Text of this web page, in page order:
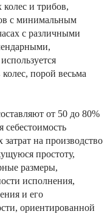
и трибов,
с минимальным
с различными
порой весьма
от 50 до 80%
себестоимость
на производство
простоту,
размеры,
исполнения,
и его
ориентированной